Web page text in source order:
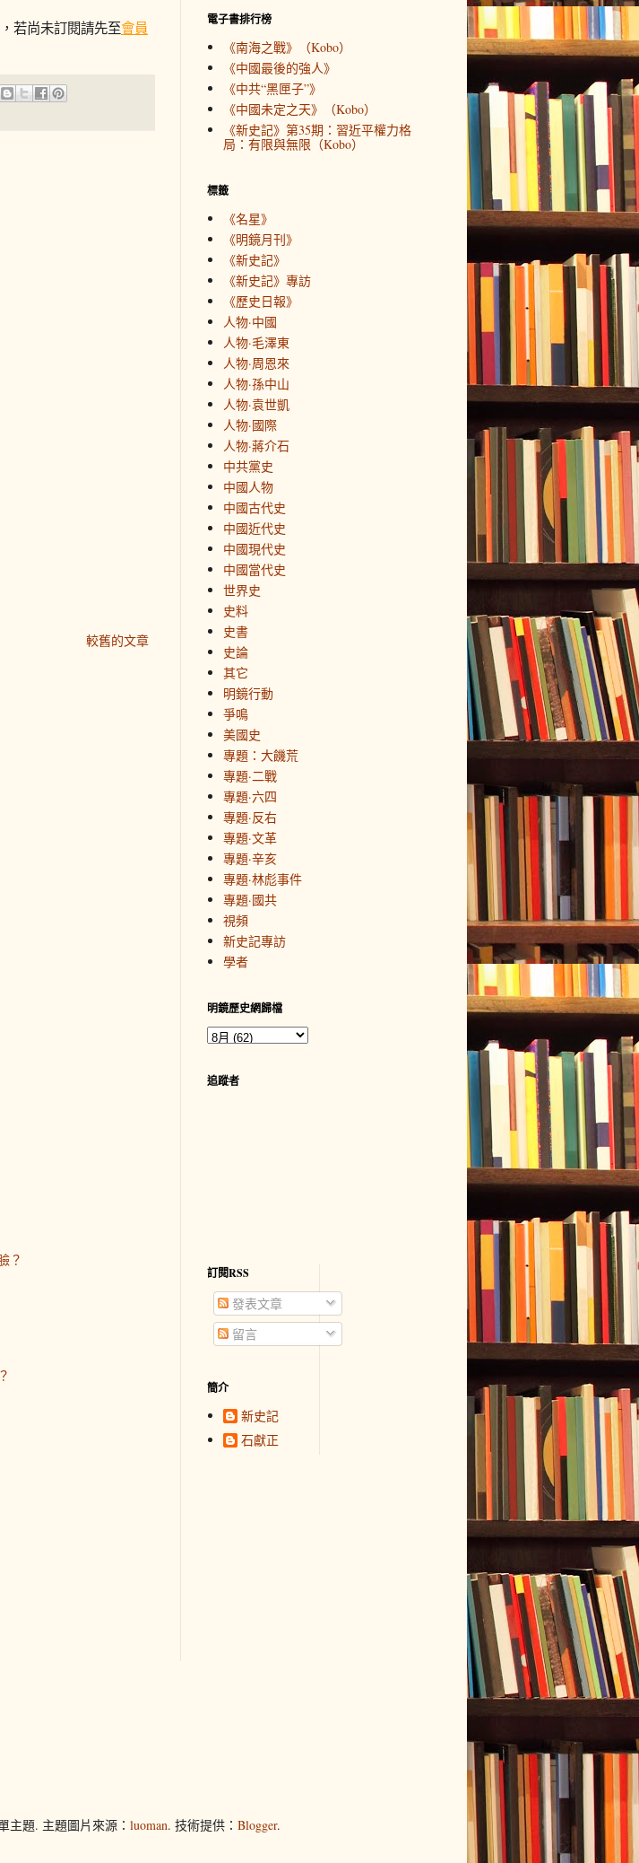
，若尚未訂閱請先至會員
較舊的文章
？
電子書排行榜
《南海之戰》（Kobo）
《中國最後的強人》
《中共“黑匣子”》
《中國未定之天》（Kobo）
《新史記》第35期：習近平權力格
局：有限與無限（Kobo）
標籤
《名星》
《明鏡月刊》
《新史記》
《新史記》專訪
《歷史日報》
人物·中國
人物·毛澤東
人物·周恩來
人物·孫中山
人物·袁世凱
人物·國際
人物·蔣介石
中共黨史
中國人物
中國古代史
中國近代史
中國現代史
中國當代史
世界史
史料
史書
史論
其它
明鏡行動
爭鳴
美國史
專題：大饑荒
專題·二戰
專題·六四
專題·反右
專題·文革
專題·辛亥
專題·林彪事件
專題·國共
視頻
新史記專訪
學者
明鏡歷史網歸檔
追蹤者
訂閱RSS
發表文章
留言
簡介
新史記
石獻正
主題. 主題圖片來源： luoman. 技術提供： Blogger.